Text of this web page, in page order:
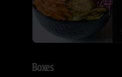
Boxes